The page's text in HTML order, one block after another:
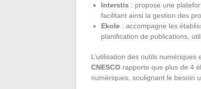
Interstis : propose une
facilitant ainsi la gestion des
Ekole : accompagne les
planification de publications,
L’utilisation des outils
CNESCO rapporte que plus de 4
numériques, soulignant le besoin